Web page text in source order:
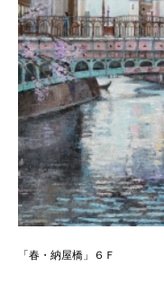
「春・納屋橋」６Ｆ